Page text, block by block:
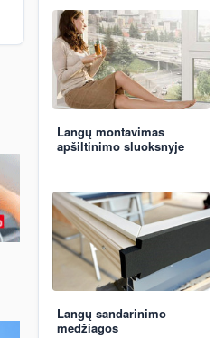
Langų montavimas
apšiltinimo sluoksnyje
Langų sandarinimo
medžiagos